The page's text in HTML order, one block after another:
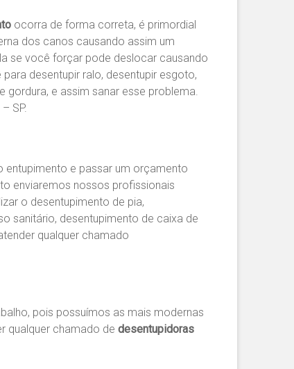
ocorra de forma correta, é primordial
dos canos causando assim um
se você forçar pode deslocar causando
desentupir ralo, desentupir esgoto,
gordura, e assim sanar esse problema.
SP.
entupimento e passar um orçamento
enviaremos nossos profissionais
o desentupimento de pia,
sanitário, desentupimento de caixa de
qualquer chamado
pois possuímos as mais modernas
qualquer chamado de desentupidoras